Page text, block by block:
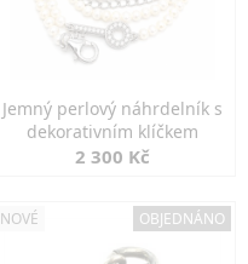
Jemný perlový náhrdelník s
dekorativním klíčkem
2 300 Kč
NOVÉ OBJEDNÁNO